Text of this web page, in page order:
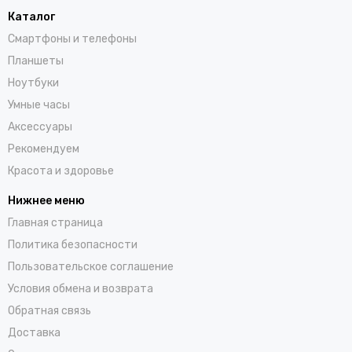
Каталог
Смартфоны и телефоны
Планшеты
Ноутбуки
Умные часы
Аксессуары
Рекомендуем
Красота и здоровье
Нижнее меню
Главная страница
Политика безопасности
Пользовательское соглашение
Условия обмена и возврата
Обратная связь
Доставка